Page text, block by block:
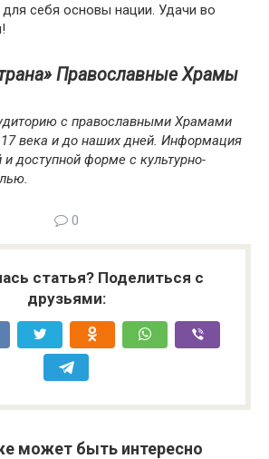
себя основы нации. Удачи во
Православные Храмы
с православными Храмами
века и до наших дней. Информация
и доступной форме с культурно-
0
статья? Поделиться с
друзьями:
может быть интересно